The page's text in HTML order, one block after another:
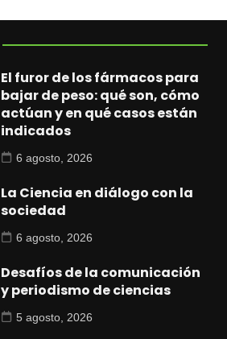
El furor de los fármacos para
bajar de peso: qué son, cómo
actúan y en qué casos están
indicados
6 agosto, 2026
La Ciencia en diálogo con la
sociedad
6 agosto, 2026
Desafíos de la comunicación
y periodismo de ciencias
5 agosto, 2026